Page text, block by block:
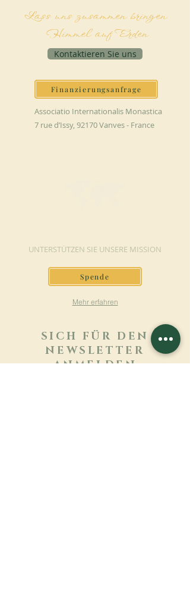
Lass uns zusammen bringen
Himmel auf Erden
Kontaktieren Sie uns
Finanzierungsanfrage
Associatio Internationalis Monastica
7 rue d’Issy, 92170 Vanves - France
UNTERSTÜTZEN SIE UNSERE MISSION
Spende
Mehr erfahren
SICH FÜR DEN
NEWSLETTER
ANMELDEN